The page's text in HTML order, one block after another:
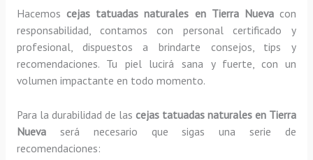
Hacemoscejas tatuadas naturales en Tierra Nuevacon
responsabilidad, contamos con personal certificado y
profesional, dispuestos a brindarte consejos, tips y
recomendaciones. Tu piel lucirá sana y fuerte, con un
volumen impactante en todo momento.
Para la durabilidad de lascejas tatuadas naturales en Tierra
Nueva será necesario que sigas una serie de
recomendaciones: